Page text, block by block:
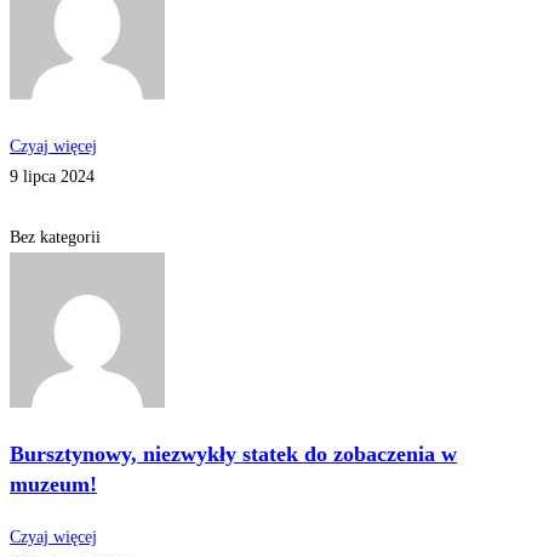
Czyaj więcej
9 lipca 2024
Bez kategorii
Bursztynowy, niezwykły statek do zobaczenia w
muzeum!
Czyaj więcej